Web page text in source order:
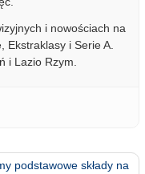
i nowościach na
Ekstraklasy i Serie A.
i Lazio Rzym.
podstawowe składy na